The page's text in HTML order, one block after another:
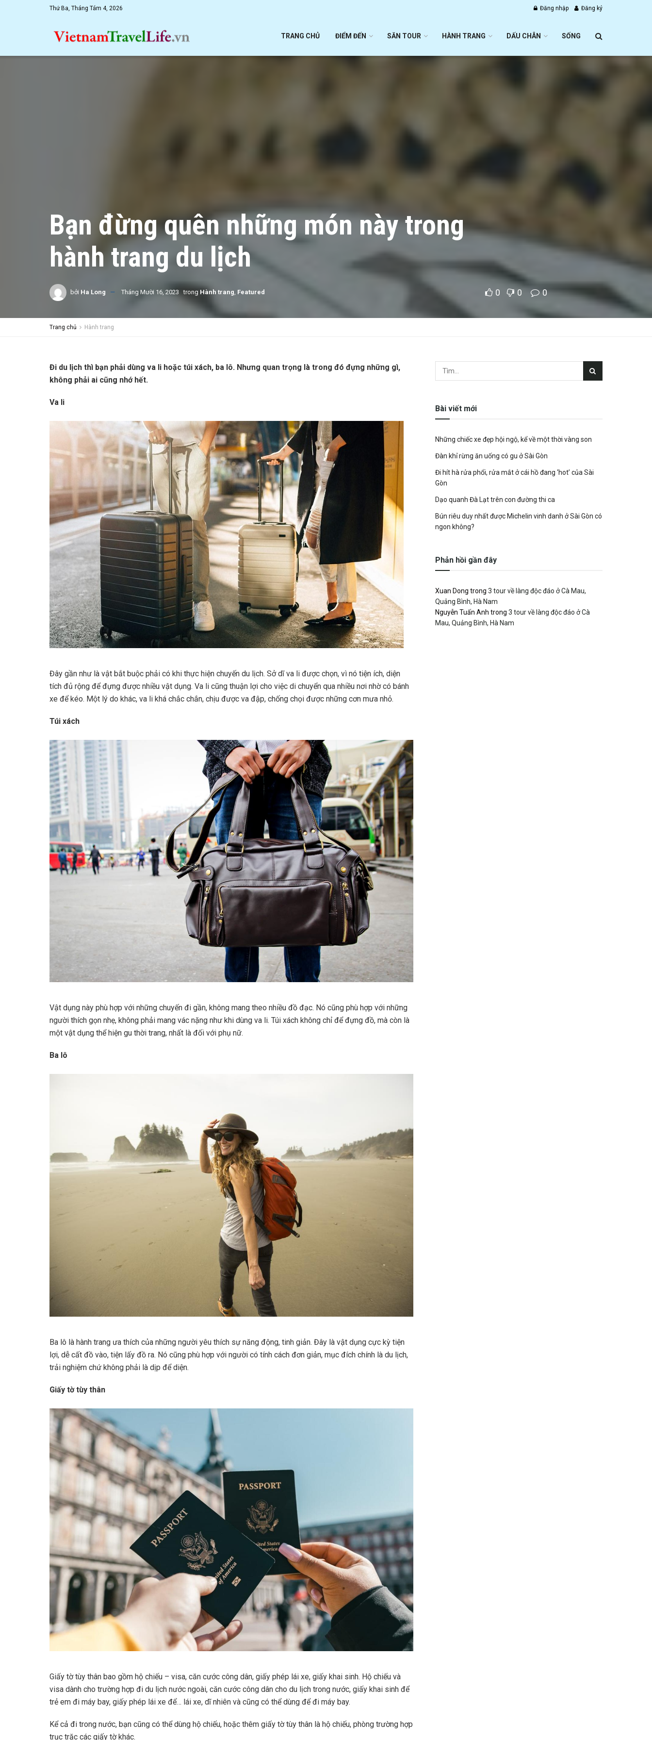
Thứ Ba, Tháng Tám 4, 2026 Đăng nhập Đăng ký
TRANG CHỦ ĐIỂM ĐẾN SĂN TOUR HÀNH TRANG DẤU CHÂN SỐNG
Bạn đừng quên những món này trong
hành trang du lịch
bởi Ha Long Tháng Mười 16, 2023 trong Hành trang Featured 0 0 0
Trang chủ Hành trang
Đi du lịch thì bạn phải dùng va li hoặc túi xách, ba lô. Nhưng quan trọng là trong đó đựng những gì,
không phải ai cũng nhớ hết.
Va li
Đây gần như là vật bắt buộc phải có khi thực hiện chuyến du lịch. Sở dĩ va li được chọn, vì nó tiện ích, diện
tích đủ rộng để đựng được nhiều vật dụng. Va li cũng thuận lợi cho việc di chuyển qua nhiều nơi nhờ có bánh
xe để kéo. Một lý do khác, va li khá chắc chắn, chịu được va đập, chống chọi được những cơn mưa nhỏ.
Túi xách
Vật dụng này phù hợp với những chuyến đi gần, không mang theo nhiều đồ đạc. Nó cũng phù hợp với những
người thích gọn nhẹ, không phải mang vác nặng như khi dùng va li. Túi xách không chỉ để đựng đồ, mà còn là
một vật dụng thể hiện gu thời trang, nhất là đối với phụ nữ.
Ba lô
Ba lô là hành trang ưa thích của những người yêu thích sự năng động, tinh giản. Đây là vật dụng cực kỳ tiện
lợi, dễ cất đồ vào, tiện lấy đồ ra. Nó cũng phù hợp với người có tính cách đơn giản, mục đích chính là du lịch,
trải nghiệm chứ không phải là dịp để diện.
Giấy tờ tùy thân
Giấy tờ tùy thân bao gồm hộ chiếu – visa, căn cước công dân, giấy phép lái xe, giấy khai sinh. Hộ chiếu và
visa dành cho trường hợp đi du lịch nước ngoài, căn cước công dân cho du lịch trong nước, giấy khai sinh để
trẻ em đi máy bay, giấy phép lái xe để… lái xe, dĩ nhiên và cũng có thể dùng để đi máy bay.
Kể cả đi trong nước, bạn cũng có thể dùng hộ chiếu, hoặc thêm giấy tờ tùy thân là hộ chiếu, phòng trường hợp
trục trặc các giấy tờ khác.
Bài viết mới
Những chiếc xe đẹp hội ngộ, kể về một thời vàng son
Đàn khỉ rừng ăn uống có gu ở Sài Gòn
Đi hít hà rửa phổi, rửa mắt ở cái hồ đang ‘hot’ của Sài
Gòn
Dạo quanh Đà Lạt trên con đường thi ca
Bún riêu duy nhất được Michelin vinh danh ở Sài Gòn có
ngon không?
Phản hồi gần đây
Xuan Dong trong 3 tour về làng độc đáo ở Cà Mau,
Quảng Bình, Hà Nam
Nguyễn Tuấn Anh trong 3 tour về làng độc đáo ở Cà
Mau, Quảng Bình, Hà Nam